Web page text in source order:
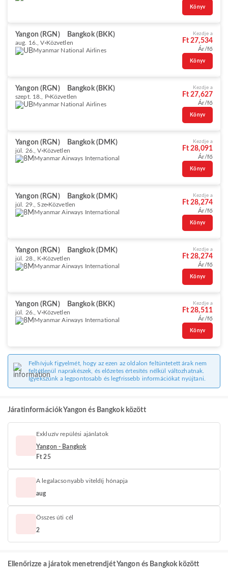
Könyv
Yangon (RGN) Bangkok (BKK)
aug. 16., V Közvetlen
Myanmar National Airlines
Kezdje a
Ft 27,534
Ár/fő
Könyv
Yangon (RGN) Bangkok (BKK)
szept. 18., P Közvetlen
Myanmar National Airlines
Kezdje a
Ft 27,627
Ár/fő
Könyv
Yangon (RGN) Bangkok (DMK)
júl. 26., V Közvetlen
Myanmar Airways International
Kezdje a
Ft 28,091
Ár/fő
Könyv
Yangon (RGN) Bangkok (DMK)
júl. 29., Sze Közvetlen
Myanmar Airways International
Kezdje a
Ft 28,274
Ár/fő
Könyv
Yangon (RGN) Bangkok (DMK)
júl. 28., K Közvetlen
Myanmar Airways International
Kezdje a
Ft 28,274
Ár/fő
Könyv
Yangon (RGN) Bangkok (BKK)
júl. 26., V Közvetlen
Myanmar Airways International
Kezdje a
Ft 28,511
Ár/fő
Könyv
Felhívjuk figyelmét, hogy az ezen az oldalon feltüntetett árak nem
feltétlenül naprakészek, és előzetes értesítés nélkül változhatnak.
Igyekszünk a legpontosabb és legfrissebb információkat nyújtani.
Járatinformációk Yangon és Bangkok között
Exkluzív repülési ajánlatok
Yangon - Bangkok
Ft 25
A legalacsonyabb viteldíj hónapja
aug
Összes úti cél
2
Ellenőrizze a járatok menetrendjét Yangon és Bangkok között